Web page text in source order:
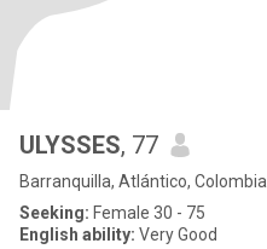
ULYSSES, 77
Barranquilla, Atlántico, Colombia
Seeking: Female 30 - 75
English ability: Very Good